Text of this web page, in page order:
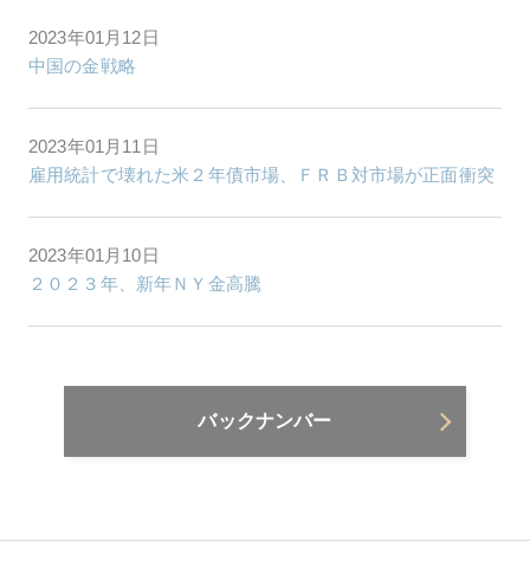
2023年01月12日
中国の金戦略
2023年01月11日
雇用統計で壊れた米２年債市場、ＦＲＢ対市場が正面衝突
2023年01月10日
２０２３年、新年ＮＹ金高騰
バックナンバー